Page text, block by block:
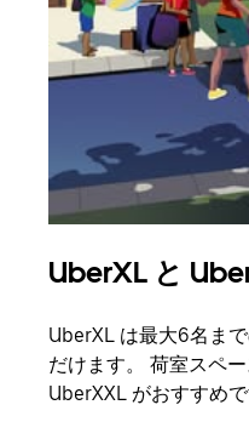
UberXL と
UberXL は最大6名ま
だけます。 荷室スペ
UberXXL がおすすめで